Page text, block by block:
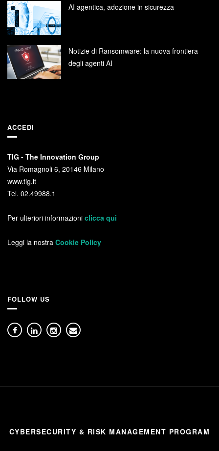
AI agentica, adozione in sicurezza
Notizie di Ransomware: la nuova frontiera
degli agenti AI
ACCEDI
TIG - The Innovation Group
Via Romagnoli 6, 20146 Milano
www.tig.it
Tel. 02.49988.1
Per ulteriori informazioni clicca qui
Leggi la nostra Cookie Policy
FOLLOW US
CYBERSECURITY & RISK MANAGEMENT PROGRAM